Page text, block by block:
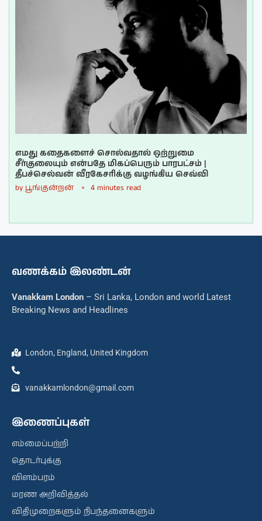
எமது கதைகளைச் சொல்வதால் ஒற்றுமை
சீர்குலையும் என்பதே மிகப்பெரும் பாரபட்சம் |
தீபச்செல்வன் வீரகேசரிக்கு வழங்கிய செவ்வி
by பூங்குன்றன் 4 minutes read
வணக்கம் இலண்டன்
Vanakkam London – Sri Lanka, London and world Latest
Breaking News and Headlines
London, England, United Kingdom
vanakkamlondon@gmail.com
இணைப்புகள்
எம்மைப்பற்றி
தொடர்புக்கு
விளம்பரம்
மரண அறிவித்தல்
விதிமுறைகளும் நிபந்தனைகளும்